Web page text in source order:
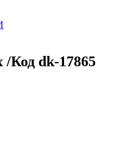
Код dk-17865